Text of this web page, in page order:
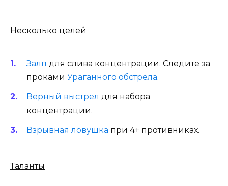
Несколько целей
Залп для слива концентрации. Следите за
проками Ураганного обстрела.
Верный выстрел для набора
концентрации.
Взрывная ловушка при 4+ противниках.
Таланты